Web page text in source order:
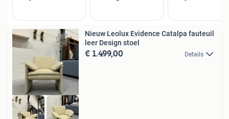
Nieuw Leolux Evidence Catalpa fauteuil
leer Design stoel
€ 1.499,00 Details